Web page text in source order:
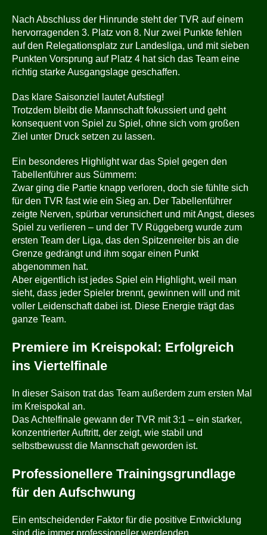
Nach Abschluss der Hinrunde steht der TVR auf einem
hervorragenden 3. Platz von 8. Nur zwei Punkte fehlen
auf den Relegationsplatz zur Landesliga, und mit sieben
Punkten Vorsprung auf Platz 4 hat sich das Team eine
richtig starke Ausgangslage geschaffen.
Das klare Saisonziel lautet Aufstieg!
Trotzdem bleibt die Mannschaft fokussiert und geht
konsequent von Spiel zu Spiel, ohne sich vom großen
Ziel unter Druck setzen zu lassen.
Ein besonderes Highlight war das Spiel gegen den
Tabellenführer aus Sümmern:
Zwar ging die Partie knapp verloren, doch sie fühlte sich
für den TVR fast wie ein Sieg an. Der Tabellenführer
zeigte Nerven, spürbar verunsichert und mit Angst, dieses
Spiel zu verlieren – und der TV Rüggeberg wurde zum
ersten Team der Liga, das den Spitzenreiter bis an die
Grenze gedrängt und ihm sogar einen Punkt
abgenommen hat.
Aber eigentlich ist jedes Spiel ein Highlight, weil man
sieht, dass jeder Spieler brennt, gewinnen will und mit
voller Leidenschaft dabei ist. Diese Energie trägt das
ganze Team.
Premiere im Kreispokal: Erfolgreich
ins Viertelfinale
In dieser Saison trat das Team außerdem zum ersten Mal
im Kreispokal an.
Das Achtelfinale gewann der TVR mit 3:1 – ein starker,
konzentrierter Auftritt, der zeigt, wie stabil und
selbstbewusst die Mannschaft geworden ist.
Professionellere Trainingsgrundlage
für den Aufschwung
Ein entscheidender Faktor für die positive Entwicklung
sind die immer professioneller werdenden